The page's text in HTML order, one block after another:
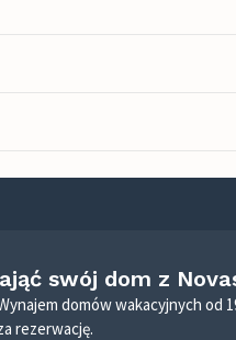
swój dom z
domów wakacyjnych od
rezerwację.